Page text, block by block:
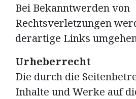
Bei Bekanntwerden von
Rechtsverletzungen
derartige Links
Urheberrecht
Die durch die
Inhalte und Werke auf